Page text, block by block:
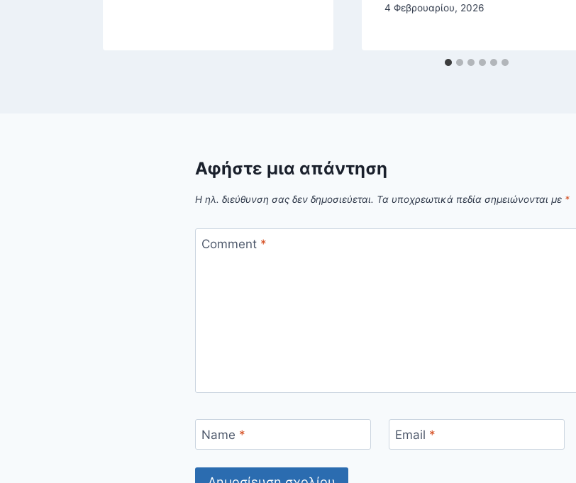
4 Φεβρουαρίου, 2026
Αφήστε μια απάντηση
Η ηλ. διεύθυνση σας δεν δημοσιεύεται. Τα υποχρεωτικά πεδία σημειώνονται με *
Comment *
Name * Email *